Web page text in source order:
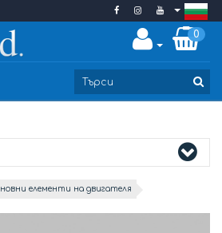
0
елементи на двигателя